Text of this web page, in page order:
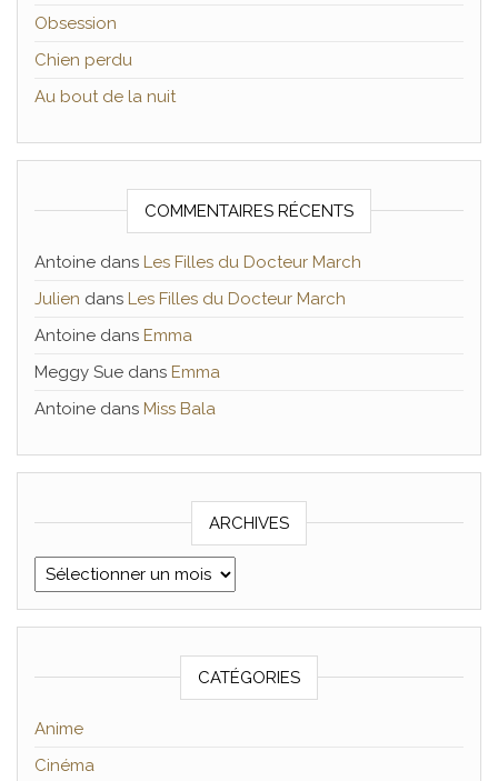
Obsession
Chien perdu
Au bout de la nuit
COMMENTAIRES RÉCENTS
Antoine dans Les Filles du Docteur March
Julien dans Les Filles du Docteur March
Antoine dans Emma
Meggy Sue dans Emma
Antoine dans Miss Bala
ARCHIVES
Archives
CATÉGORIES
Anime
Cinéma